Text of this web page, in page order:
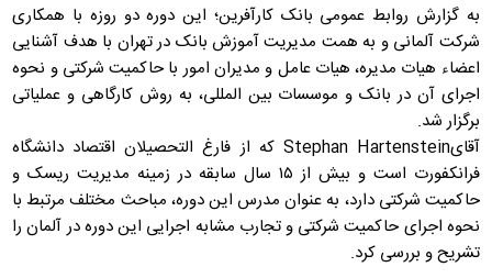
به گزارش روابط عمومی بانک کارآفرین؛ این دوره دو روزه با همکاری
شرکت آلمانی و به همت مدیریت آموزش بانک در تهران با هدف آشنایی
اعضاء هیات مدیره، هیات عامل و مدیران امور با حاکمیت شرکتی و نحوه
اجرای آن در بانک و موسسات بین المللی، به روش کارگاهی و عملیاتی
برگزار شد.
آقایStephan Hartenstein که از فارغ التحصیلان اقتصاد دانشگاه
فرانکفورت است و بیش از ۱۵ سال سابقه در زمینه مدیریت ریسک و
حاکمیت شرکتی دارد، به عنوان مدرس این دوره، مباحث مختلف مرتبط با
نحوه اجرای حاکمیت شرکتی و تجارب مشابه اجرایی این دوره در آلمان را
تشریح و بررسی کرد.